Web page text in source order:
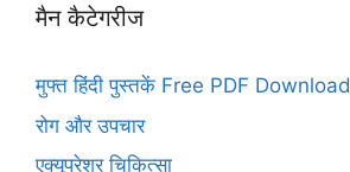
मैन कैटेगरीज
मुफ्त हिंदी पुस्तकें Free PDF Download
रोग और उपचार
एक्यूप्रेशर चिकित्सा